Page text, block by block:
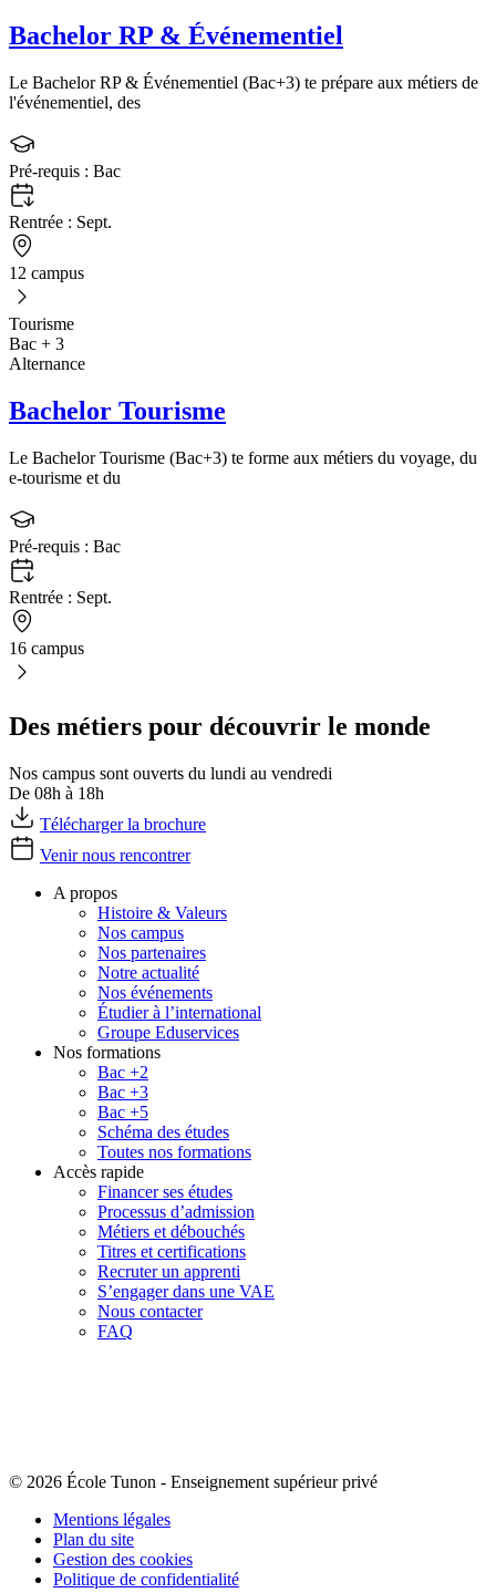
Bachelor RP & Événementiel
Le Bachelor RP & Événementiel (Bac+3) te prépare aux métiers de
l'événementiel, des
Pré-requis : Bac
Rentrée : Sept.
12 campus
Tourisme
Bac + 3
Alternance
Bachelor Tourisme
Le Bachelor Tourisme (Bac+3) te forme aux métiers du voyage, du
e-tourisme et du
Pré-requis : Bac
Rentrée : Sept.
16 campus
Des métiers pour découvrir le monde
Nos campus sont ouverts du lundi au vendredi
De 08h à 18h
Télécharger la brochure
Venir nous rencontrer
A propos
Histoire & Valeurs
Nos campus
Nos partenaires
Notre actualité
Nos événements
Étudier à l’international
Groupe Eduservices
Nos formations
Bac +2
Bac +3
Bac +5
Schéma des études
Toutes nos formations
Accès rapide
Financer ses études
Processus d’admission
Métiers et débouchés
Titres et certifications
Recruter un apprenti
S’engager dans une VAE
Nous contacter
FAQ
© 2026 École Tunon - Enseignement supérieur privé
Mentions légales
Plan du site
Gestion des cookies
Politique de confidentialité